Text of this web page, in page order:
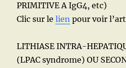
PRIMITIVE A IgG4, etc)
Clic sur lelien pour voir
LITHIASE INTRA-
(LPAC syndrome) OU